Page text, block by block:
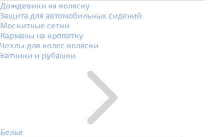
Дождевики на коляску
Защита для автомобильных сидений
Москитные сетки
Карманы на кроватку
Чехлы для колес коляски
Батники и рубашки
Белье